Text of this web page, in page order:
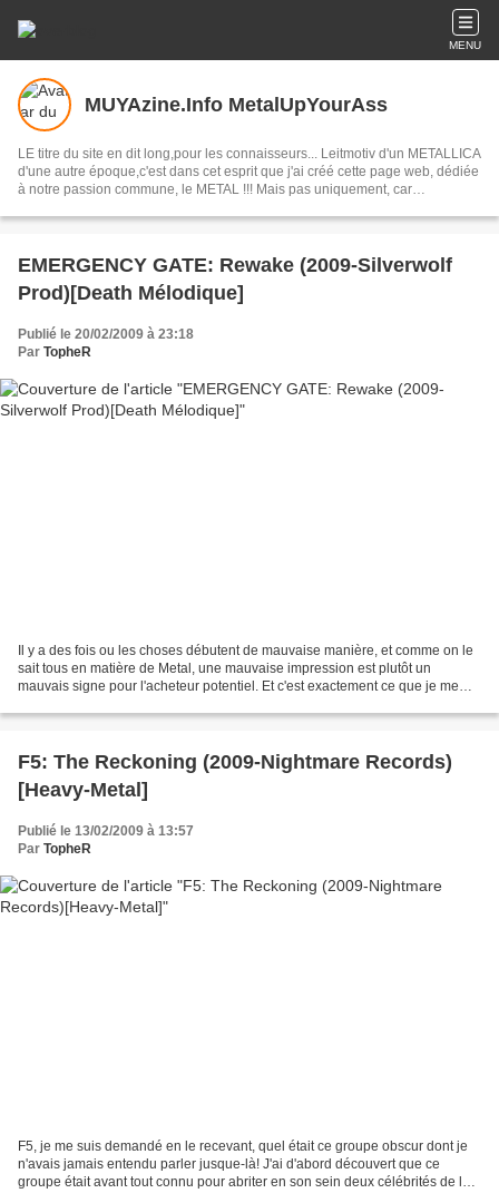
MENU
MUYAzine.Info MetalUpYourAss
LE titre du site en dit long,pour les connaisseurs... Leitmotiv d'un METALLICA
d'une autre époque,c'est dans cet esprit que j'ai créé cette page web, dédiée
à notre passion commune, le METAL !!! Mais pas uniquement, car
Bonne lecture !
EMERGENCY GATE: Rewake (2009-Silverwolf
Prod)[Death Mélodique]
Publié le 20/02/2009 à 23:18
Par TopheR
Il y a des fois ou les choses débutent de mauvaise manière, et comme on le
sait tous en matière de Metal, une mauvaise impression est plutôt un
mauvais signe pour l'acheteur potentiel. Et c'est exactement ce que je me
F5: The Reckoning (2009-Nightmare Records)
[Heavy-Metal]
Publié le 13/02/2009 à 13:57
Par TopheR
F5, je me suis demandé en le recevant, quel était ce groupe obscur dont je
n'avais jamais entendu parler jusque-là! J'ai d'abord découvert que ce
groupe était avant tout connu pour abriter en son sein deux célébrités de la